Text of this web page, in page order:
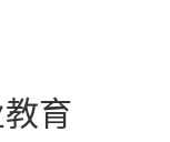
育